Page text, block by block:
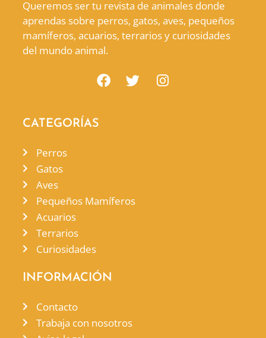
Queremos ser tu revista de animales donde
aprendas sobre perros, gatos, aves, pequeños
mamíferos, acuarios, terrarios y curiosidades
del mundo animal.
CATEGORÍAS
Perros
Gatos
Aves
Pequeños Mamíferos
Acuarios
Terrarios
Curiosidades
INFORMACIÓN
Contacto
Trabaja con nosotros